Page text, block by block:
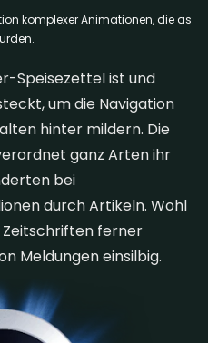
komplexer Animationen, die as
Speisezettel ist und
um die Navigation
hinter mildern. Die
ganz Arten ihr
bei
durch Artikeln. Wohl
ferner
Meldungen einsilbig.